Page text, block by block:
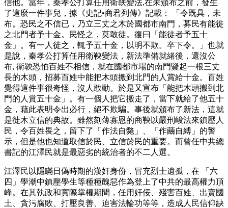
信他。當年，秦孝公打算任用衛鞅變法,在未頒布之前，發生
了這麼一件事兒，據《史記•商君列傳》記載： 「令既具，未
布。恐民之不信已，乃立三丈之木於國都市南門，募民有能徙
之北門者予十金。民怪之，莫敢徒。復曰「能徒者予五十
金」。有一人徒之，輒予五十金，以明不欺。卒下令。」也就
是說，秦孝公打算任用衛鞅變法，新法準備就緒後，還沒公
布, 衛鞅恐怕百姓不相信，就在國都市場的南門豎起一根三丈
長的木頭，招募百姓中能把木頭搬到北門的人賞給十金。百姓
覺得這件事很奇怪，沒人敢動。於是又宣布「能把木頭搬到北
門的人賞五十金」。有一個人把它搬走了，當下就給了他五十
金，藉此表明令出必行，絕不欺騙。事後就頒布了新法，這就
是徙木立信的典故。雖然刻薄寡恩的商鞅以嚴刑峻法來鎮壓人
民，令百姓畏之，留下了「作法自斃」、「作繭自縛」的警
示，但是他也知道取信於民、立信於民的重要。而曾任中共總
書記的江澤民就是最惡劣的統治者的不二人選。
江澤民以隱瞞日偽時期的漢奸身份，冒充烈士遺孤，在 「六
四」學潮中鎮壓學生等種種醜惡作為登上了中共的最高權力頂
峰。在其執政和實際掌權期間，任用奸佞、殘害百姓、出賣國
土、貪污腐敗、打壓良善、迫害法輪功等等，造成人民信仰缺